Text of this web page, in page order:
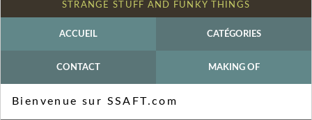
STRANGE STUFF AND FUNKY THINGS
ACCUEIL CATÉGORIES
CONTACT MAKING OF
Bienvenue sur SSAFT.com